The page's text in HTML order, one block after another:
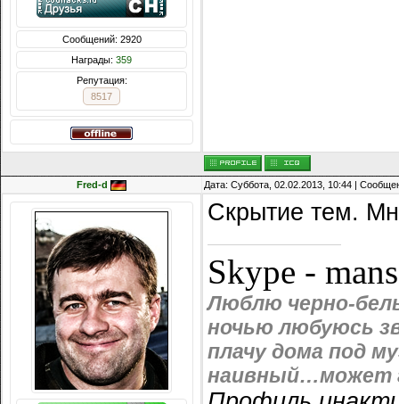
Сообщений: 2920
Награды: 359
Репутация:
8517
Fred-d Дата: Суббота, 02.02.2013, 10:44 |
Скрытие тем.
Skype -
Люблю черно-
ночью любуюсь
плачу дома под
наивный…может